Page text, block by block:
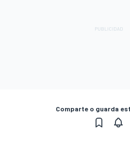
Comparte o guarda